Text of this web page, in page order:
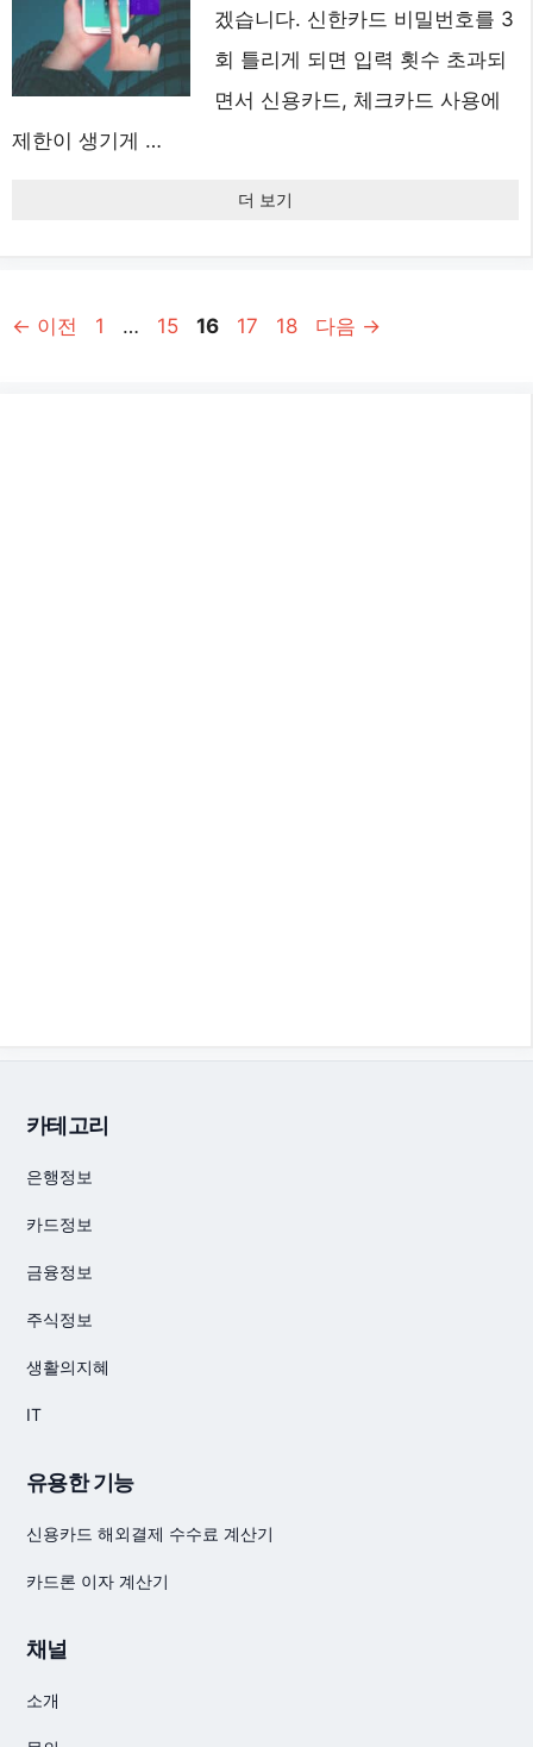
겠습니다. 신한카드 비밀번호를 3
회 틀리게 되면 입력 횟수 초과되
면서 신용카드, 체크카드 사용에
제한이 생기게 …
더 보기
← 이전
페
1 …
페
15
페
16
페
17
페
18 다음 →
카테고리
은행정보
카드정보
금융정보
주식정보
생활의지혜
IT
유용한 기능
신용카드 해외결제 수수료 계산기
카드론 이자 계산기
채널
소개